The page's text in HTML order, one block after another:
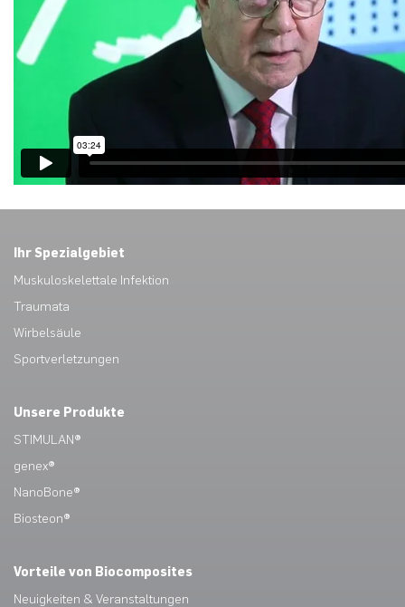
Ihr Spezialgebiet
Muskuloskelettale Infektion
Traumata
Wirbelsäule
Sportverletzungen
Unsere Produkte
STIMULAN®
genex®
NanoBone®
Biosteon®
Vorteile von Biocomposites
Neuigkeiten & Veranstaltungen